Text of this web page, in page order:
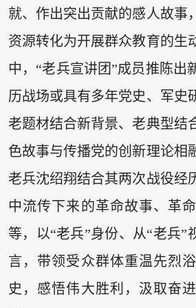
就、作出突出贡献的感人故事
资源转化为开展群众教育的生
中，“老兵宣讲团”成员推陈出
历战场或具有多年党史、军史
老题材结合新背景、老典型结
色故事与传播党的创新理论相
老兵沈绍翔结合其两次战役经
中流传下来的革命故事、革
等，以“老兵”身份、从“老兵”
言，带领受众群体重温先烈
史，感悟伟大胜利，汲取奋